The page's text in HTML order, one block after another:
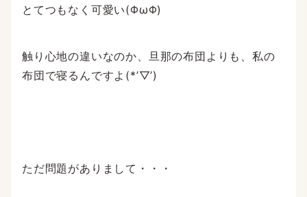
とてつもなく可愛い(ΦωΦ)
触り心地の違いなのか、旦那の布団よりも、私の
布団で寝るんですよ(*’▽’)
ただ問題がありまして・・・